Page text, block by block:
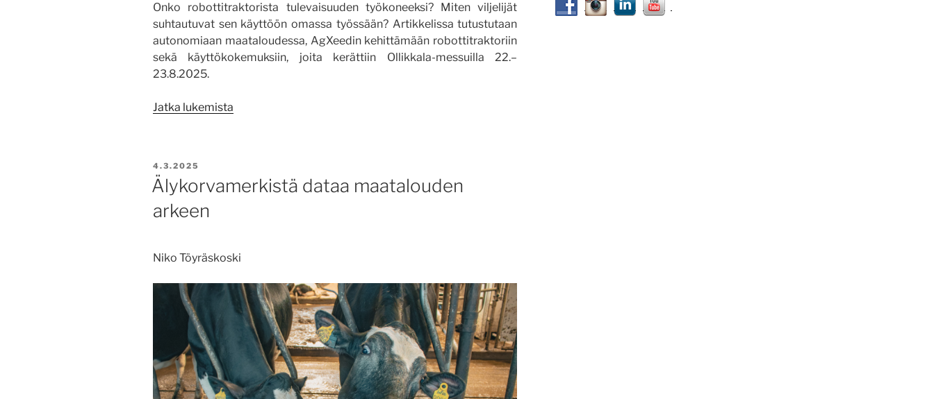
Onko robottitraktorista tulevaisuuden työkoneeksi? Miten viljelijät
suhtautuvat sen käyttöön omassa työssään? Artikkelissa tutustutaan
autonomiaan maataloudessa, AgXeedin kehittämään robottitraktoriin
sekä käyttökokemuksiin, joita kerättiin Ollikkala-messuilla 22.–
23.8.2025.
Jatka lukemista
JULKAISTU
4.3.2025
Älykorvamerkistä dataa maatalouden
arkeen
Niko Töyräskoski